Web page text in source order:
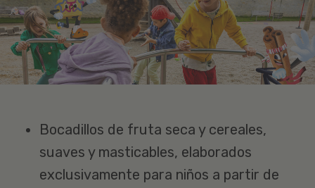
Bocadillos de fruta seca y cereales,
suaves y masticables, elaborados
exclusivamente para niños a partir de